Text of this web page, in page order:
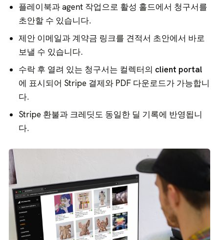
플레이북과 agent 작업으로 활성 홀드에서 청구서를
초안할 수 있습니다.
제안 이메일과 계약금 링크를 견적서 초안에서 바로
보낼 수 있습니다.
수락 후 열려 있는 청구서는 컬렉터의 client portal
에 표시되어 Stripe 결제와 PDF 다운로드가 가능합니
다.
Stripe 환불과 크레딧도 동일한 딜 기록에 반영됩니
다.